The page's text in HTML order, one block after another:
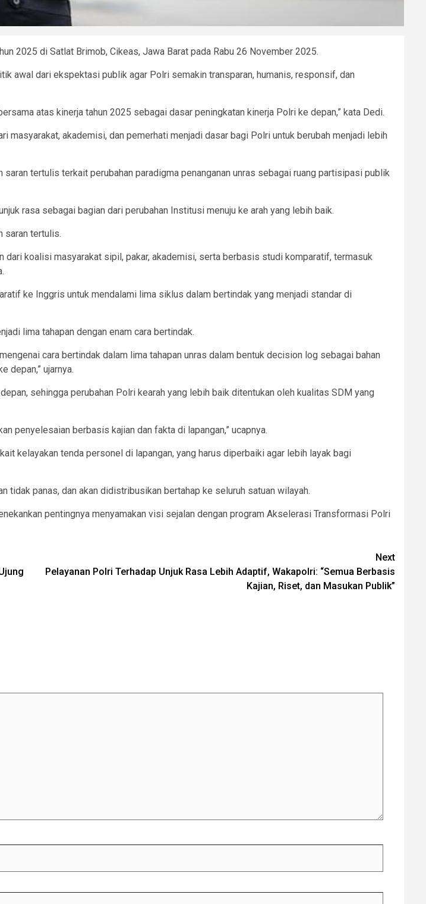
2025 di Satlat Brimob, Cikeas, Jawa Barat pada Rabu 26 November 2025.
awal dari ekspektasi publik agar Polri semakin transparan, humanis, responsif, dan
atas kinerja tahun 2025 sebagai dasar peningkatan kinerja Polri ke depan,” kata Dedi.
masyarakat, akademisi, dan pemerhati menjadi dasar bagi Polri untuk berubah menjadi lebih
tertulis terkait perubahan paradigma penanganan unras sebagai ruang partisipasi publik
rasa sebagai bagian dari perubahan Institusi menuju ke arah yang lebih baik.
saran tertulis.
dari koalisi masyarakat sipil, pakar, akademisi, serta berbasis studi komparatif, termasuk
ke Inggris untuk mendalami lima siklus dalam bertindak yang menjadi standar di
lima tahapan dengan enam cara bertindak.
cara bertindak dalam lima tahapan unras dalam bentuk decision log sebagai bahan
depan,” ujarnya.
sehingga perubahan Polri kearah yang lebih baik ditentukan oleh kualitas SDM yang
penyelesaian berbasis kajian dan fakta di lapangan,” ucapnya.
kelayakan tenda personel di lapangan, yang harus diperbaiki agar lebih layak bagi
panas, dan akan didistribusikan bertahap ke seluruh satuan wilayah.
pentingnya menyamakan visi sejalan dengan program Akselerasi Transformasi Polri
Next
Pelayanan Polri Terhadap Unjuk Rasa Lebih Adaptif, Wakapolri: “Semua Berbasis
Kajian, Riset, dan Masukan Publik”